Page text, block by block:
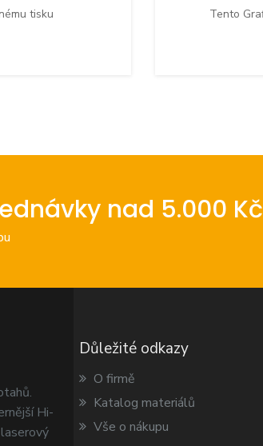
tisku Tento
nad 5.000 Kč
Hi-
Důležité odkazy
O firmě
Katalog materiálů
Vše o nákupu